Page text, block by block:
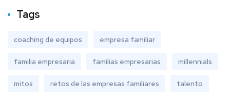
Tags
coaching de equipos empresa familiar
familia empresaria familias empresarias millennials
mitos retos de las empresas familiares talento